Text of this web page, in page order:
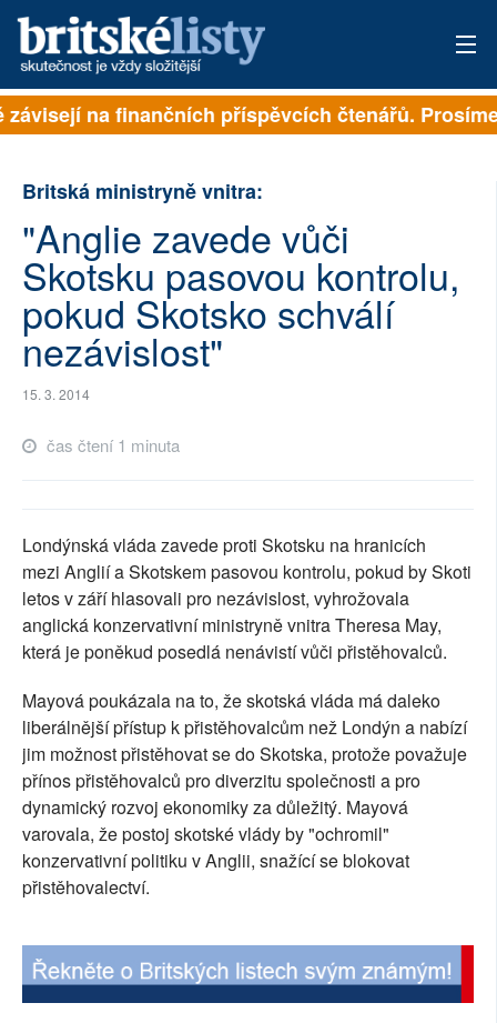
PŘIHLÁSIT
ROZHOVORY
TÉMATA
NEJČTENĚJŠÍ ZA 7 DNÍ
RUBRIKY
PLNÁ VERZE STRÁNEK
na finančních příspěvcích čtenářů.
Britská ministryně vnitra:
"Anglie zavede vůči
Skotsku pasovou kontrolu,
pokud Skotsko schválí
nezávislost"
15. 3. 2014
čas čtení 1 minuta
Londýnská vláda zavede proti Skotsku na hranicích
mezi Anglií a Skotskem pasovou kontrolu, pokud by Skoti
letos v září hlasovali pro nezávislost, vyhrožovala
anglická konzervativní ministryně vnitra Theresa May,
která je poněkud posedlá nenávistí vůči přistěhovalců.
Mayová poukázala na to, že skotská vláda má daleko
liberálnější přístup k přistěhovalcům než Londýn a nabízí
jim možnost přistěhovat se do Skotska, protože považuje
přínos přistěhovalců pro diverzitu společnosti a pro
dynamický rozvoj ekonomiky za důležitý. Mayová
varovala, že postoj skotské vlády by "ochromil"
konzervativní politiku v Anglii, snažící se blokovat
přistěhovalectví.